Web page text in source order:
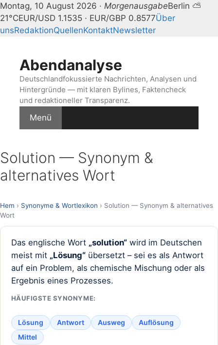
Montag, 10 August 2026 · MorgenausgabeBerlin ⛅
21°CEUR/USD 1.1535 · EUR/GBP 0.8577Über
unsRedaktionQuellenKontaktNewsletter
springenAbendanalyse
Deutschlandfokussierte Nachrichten, Analysen und
Hintergründe — mit klaren Bylines, Faktencheck
und redaktioneller Transparenz.
Menü
Solution — Synonym &
alternatives Wort
Hem › Synonyme & Wortlexikon › Solution — Synonym & alternatives
Wort
Das englische Wort „solution“wird im Deutschen
meist mit „Lösung“übersetzt – sei es als Antwort
auf ein Problem, als chemische Mischung oder als
Ergebnis eines Prozesses.
HÄUFIGSTE SYNONYME:
Lösung Antwort Ausweg
Auflösung
Mittel